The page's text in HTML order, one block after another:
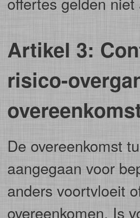
Artikel 3:
risico-
De overeenkomst
aangegaan voor
anders voortvloeit
overeenkomen. Is